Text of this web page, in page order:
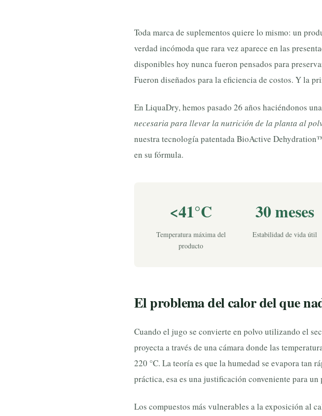
Toda marca de suplementos quiere lo mismo: un
verdad incómoda que rara vez aparece en las
disponibles hoy nunca fueron pensados para
Fueron diseñados para la eficiencia de costos. Y la
En LiquaDry, hemos pasado 26 años haciéndonos
necesaria para llevar la nutrición de la planta al
nuestra tecnología patentada BioActive
en su fórmula.
<41°C
Temperatura máxima del
producto
30 meses
Estabilidad de vida útil
El problema del calor del que
Cuando el jugo se convierte en polvo utilizando el
proyecta a través de una cámara donde las
220 °C. La teoría es que la humedad se evapora tan
práctica, esa es una justificación conveniente para
Los compuestos más vulnerables a la exposición al